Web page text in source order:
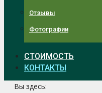
Отзывы
Фотографии
СТОИМОСТЬ
КОНТАКТЫ
Вы здесь: